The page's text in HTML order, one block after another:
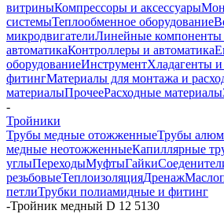
витриныКомпрессоры и аксессуары
системыТеплообменное оборудование
микродвигателиЛинейные компоненты
автоматикаКонтроллеры и автоматика
оборудованиеИнструментХладагенты и
фитингМатериалы для монтажа и
материалыПрочееРасходные материалы
-
Тройники
Трубы медные отожженныеТрубы
медные неотожженныеКапиллярные
углыПереходыМуфтыГайки
резьбовыеТеплоизоляцияДренаж
петлиТрубки полиамидные и фитинг
-Тройник медный D 12 5130